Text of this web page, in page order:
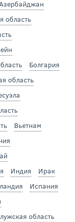
область
Болгария
область
Вьетнам
Индия
Ирак
Испания
область